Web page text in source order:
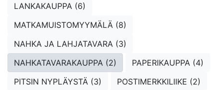
LANKAKAUPPA (6)
MATKAMUISTOMYYMÄLÄ (8)
NAHKA JA LAHJATAVARA (3)
NAHKATAVARAKAUPPA (2)
PAPERIKAUPPA (4)
PITSIN NYPLÄYSTÄ (3)
POSTIMERKKILIIKE (2)